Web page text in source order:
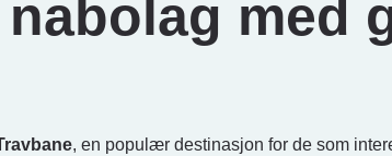
med
, en populær destinasjon for de som